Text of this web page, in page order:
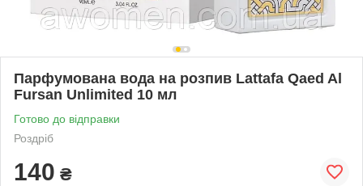
Парфумована вода на розпив Lattafa Qaed Al
Fursan Unlimited 10 мл
Готово до відправки
Роздріб
140 ₴